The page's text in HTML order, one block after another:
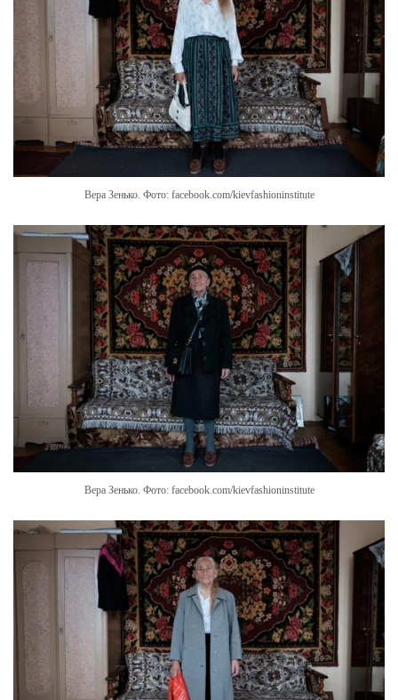
Вера Зенько. Фото: facebook.com/kievfashioninstitute
Вера Зенько. Фото: facebook.com/kievfashioninstitute